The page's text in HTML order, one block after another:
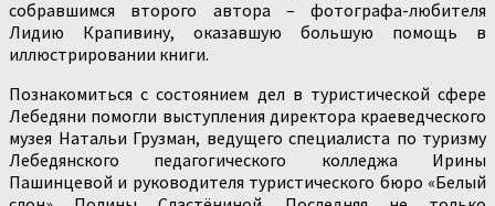
собравшимся второго автора – фотографа-любителя
Лидию Крапивину, оказавшую большую помощь в
иллюстрировании книги.
Познакомиться с состоянием дел в туристической сфере
Лебедяни помогли выступления директора краеведческого
музея Натальи Грузман, ведущего специалиста по туризму
Лебедянского педагогического колледжа Ирины
Пашинцевой и руководителя туристического бюро «Белый